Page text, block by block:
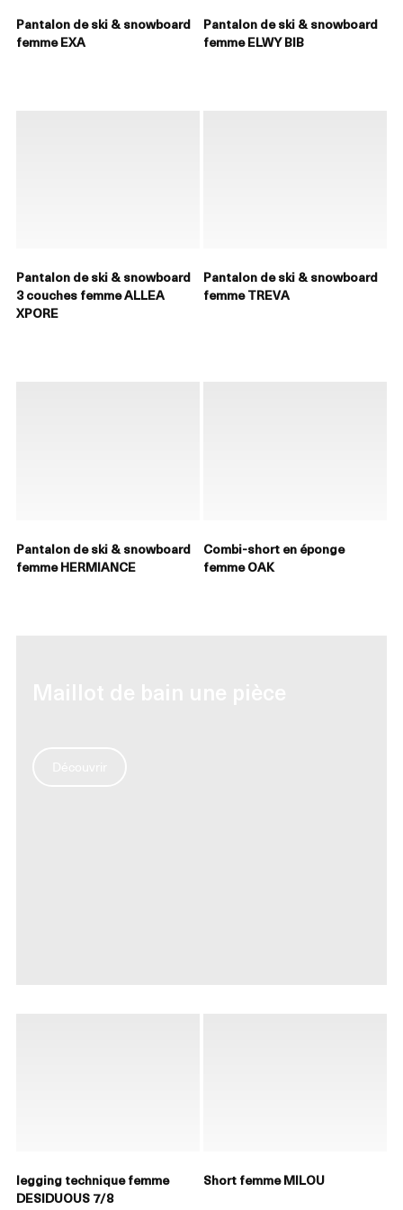
Pantalon de ski & snowboard
femme EXA
Pantalon de ski & snowboard
femme ELWY BIB
Pantalon de ski & snowboard
3 couches femme ALLEA
XPORE
Pantalon de ski & snowboard
femme TREVA
Pantalon de ski & snowboard
femme HERMIANCE
Combi-short en éponge
femme OAK
legging technique femme
DESIDUOUS 7/8
Short femme MILOU